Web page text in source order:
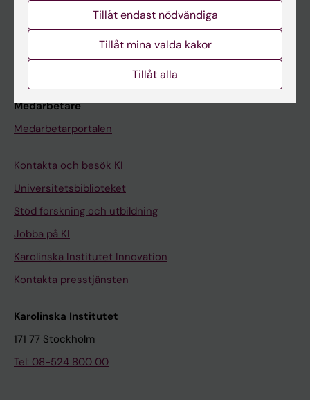
Kurs- och programwebbar
Student på KI
Medarbetare
Medarbetarportalen
Kontakta och besök KI
Universitetsbiblioteket
Stöd forskning och utbildning
Jobba på KI
Karolinska Institutet Innovation
Kontakta presstjänsten
Karolinska Institutet
171 77 Stockholm
Tel: 08-524 800 00
Tillåt endast nödvändiga
Tillåt mina valda kakor
Tillåt alla